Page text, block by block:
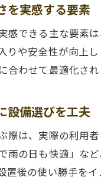
を実感する要素
感できる主な要素
りや安全性が向上
合わせて最適化さ
設備選びを工夫
際は、実際の利用
雨の日も快適」な
置後の使い勝手を